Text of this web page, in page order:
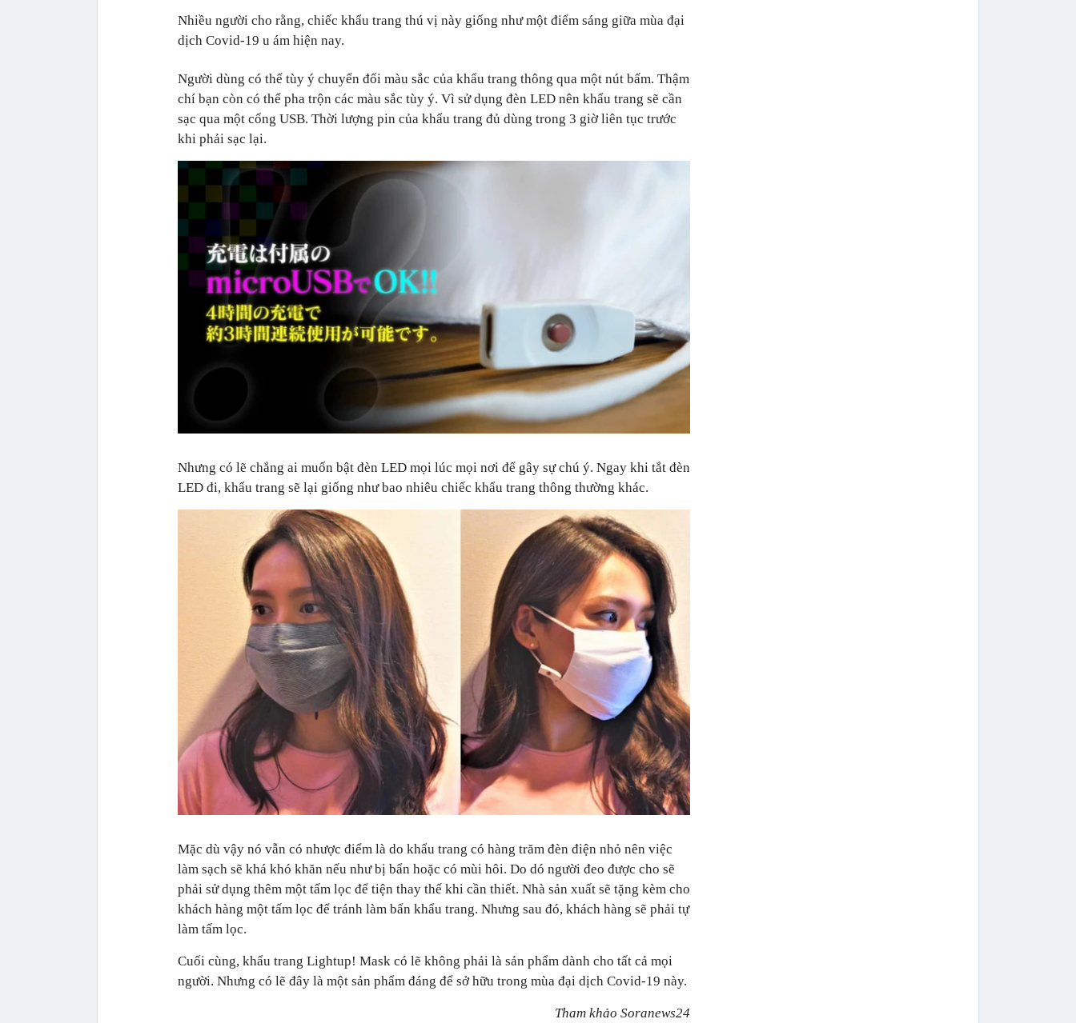
Nhiều người cho rằng, chiếc khẩu trang thú vị này giống như một điểm sáng giữa mùa đại
dịch Covid-19 u ám hiện nay.
Người dùng có thể tùy ý chuyển đổi màu sắc của khẩu trang thông qua một nút bấm. Thậm
chí bạn còn có thể pha trộn các màu sắc tùy ý. Vì sử dụng đèn LED nên khẩu trang sẽ cần
sạc qua một cổng USB. Thời lượng pin của khẩu trang đủ dùng trong 3 giờ liên tục trước
khi phải sạc lại.
Nhưng có lẽ chẳng ai muốn bật đèn LED mọi lúc mọi nơi để gây sự chú ý. Ngay khi tắt đèn
LED đi, khẩu trang sẽ lại giống như bao nhiêu chiếc khẩu trang thông thường khác.
Mặc dù vậy nó vẫn có nhược điểm là do khẩu trang có hàng trăm đèn điện nhỏ nên việc
làm sạch sẽ khá khó khăn nếu như bị bẩn hoặc có mùi hôi. Do dó người đeo được cho sẽ
phải sử dụng thêm một tấm lọc để tiện thay thế khi cần thiết. Nhà sản xuất sẽ tặng kèm cho
khách hàng một tấm lọc để tránh làm bẩn khẩu trang. Nhưng sau đó, khách hàng sẽ phải tự
làm tấm lọc.
Cuối cùng, khẩu trang Lightup! Mask có lẽ không phải là sản phẩm dành cho tất cả mọi
người. Nhưng có lẽ đây là một sản phẩm đáng để sở hữu trong mùa đại dịch Covid-19 này.
Tham khảo Soranews24